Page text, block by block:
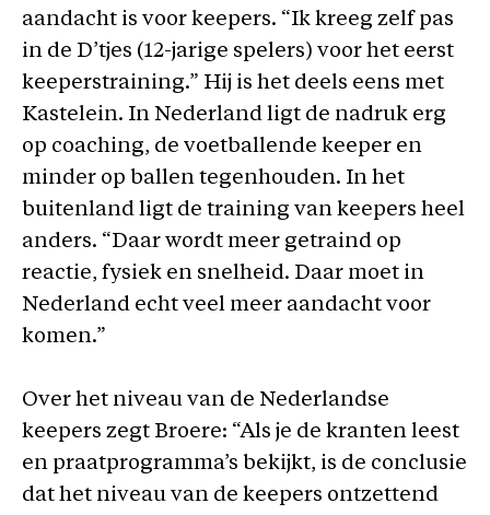
aandacht is voor keepers. “Ik kreeg zelf pas
in de D’tjes (12-jarige spelers) voor het eerst
keeperstraining.” Hij is het deels eens met
Kastelein. In Nederland ligt de nadruk erg
op coaching, de voetballende keeper en
minder op ballen tegenhouden. In het
buitenland ligt de training van keepers heel
anders. “Daar wordt meer getraind op
reactie, fysiek en snelheid. Daar moet in
Nederland echt veel meer aandacht voor
komen.”
Over het niveau van de Nederlandse
keepers zegt Broere: “Als je de kranten leest
en praatprogramma’s bekijkt, is de conclusie
dat het niveau van de keepers ontzettend